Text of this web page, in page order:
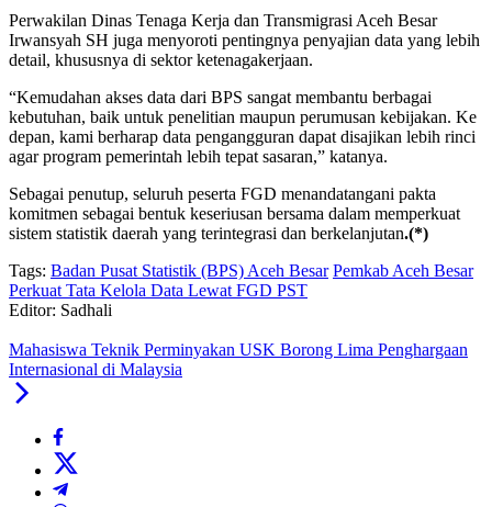
Perwakilan Dinas Tenaga Kerja dan Transmigrasi Aceh Besar
Irwansyah SH juga menyoroti pentingnya penyajian data yang lebih
detail, khususnya di sektor ketenagakerjaan.
“Kemudahan akses data dari BPS sangat membantu berbagai
kebutuhan, baik untuk penelitian maupun perumusan kebijakan. Ke
depan, kami berharap data pengangguran dapat disajikan lebih rinci
agar program pemerintah lebih tepat sasaran,” katanya.
Sebagai penutup, seluruh peserta FGD menandatangani pakta
komitmen sebagai bentuk keseriusan bersama dalam memperkuat
sistem statistik daerah yang terintegrasi dan berkelanjutan.(*)
Tags: Badan Pusat Statistik (BPS) Aceh Besar Pemkab Aceh Besar
Perkuat Tata Kelola Data Lewat FGD PST
Editor: Sadhali
Mahasiswa Teknik Perminyakan USK Borong Lima Penghargaan
Internasional di Malaysia